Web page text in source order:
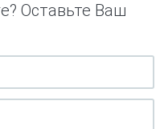
Оставьте Ваш